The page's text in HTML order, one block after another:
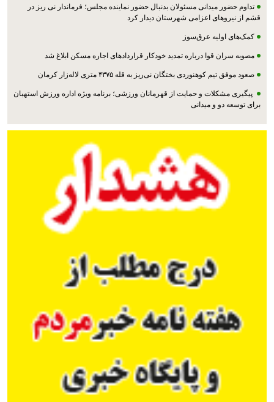
تداوم حضور میدانی مسئولان بدنبال حضور نماینده مجلس؛ فرماندار نی ریز در
قشم از نیروهای اعزامی شهرستان دیدار کرد
کمک‌های اولیه عرق‌سوز
مصوبه سران قوا درباره تمدید خودکار قراردادهای اجاره مسکن ابلاغ شد
صعود موفق تیم کوهنوردی بختگان نی‌ریز به قله ۴۳۷۵ متری لاله‌زار کرمان
پیگیری مشکلات و حمایت از قهرمانان ورزشی؛ برنامه ویژه اداره ورزش استهبان
برای توسعه دو و میدانی